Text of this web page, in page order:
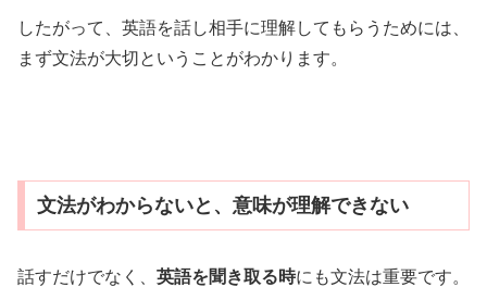
したがって、英語を話し相手に理解してもらうためには、
まず文法が大切ということがわかります。
文法がわからないと、意味が理解できない
話すだけでなく、 英語を聞き取る時にも文法は重要です。